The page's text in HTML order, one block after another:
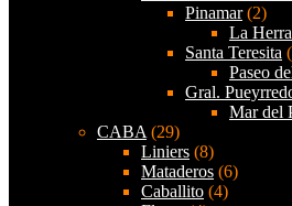
Pinamar(2)
La
Santa Teresita
Paseo
Gral.
Mar del
CABA (29)
Liniers (8)
Mataderos (6)
Caballito (4)